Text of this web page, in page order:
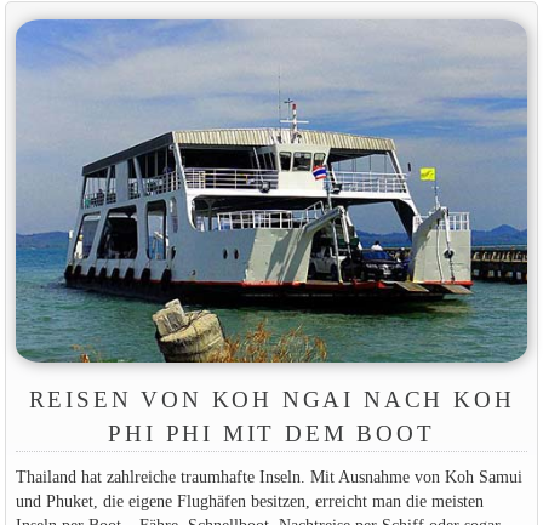
REISEN VON KOH NGAI NACH KOH
PHI PHI MIT DEM BOOT
Thailand hat zahlreiche traumhafte Inseln. Mit Ausnahme von Koh Samui
und Phuket, die eigene Flughäfen besitzen, erreicht man die meisten